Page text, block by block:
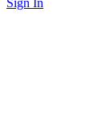
Sign In